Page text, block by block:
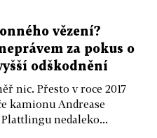
vězení?
za pokus o
odškodnění
nic. Přesto v roce 2017
kamionu Andrease
nedaleko...